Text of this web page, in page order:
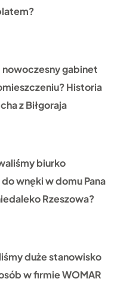
nowoczesny gabinet
Historia
z Biłgoraja
biurko
wnęki w domu Pana
Rzeszowa?
duże stanowisko
w firmie WOMAR